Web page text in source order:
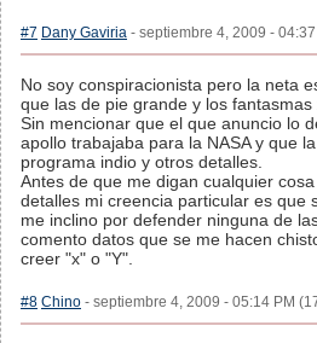
#7 Dany Gaviria - septiembre 4, 2009 -
No soy conspiracionista pero la neta
que las de pie grande y los fantasmas
Sin mencionar que el que anuncio lo
apollo trabajaba para la NASA y que
programa indio y otros detalles.
Antes de que me digan cualquier
detalles mi creencia particular es que
me inclino por defender ninguna de
comento datos que se me hacen
creer "x" o "Y".
#8 Chino - septiembre 4, 2009 - 05:14 PM